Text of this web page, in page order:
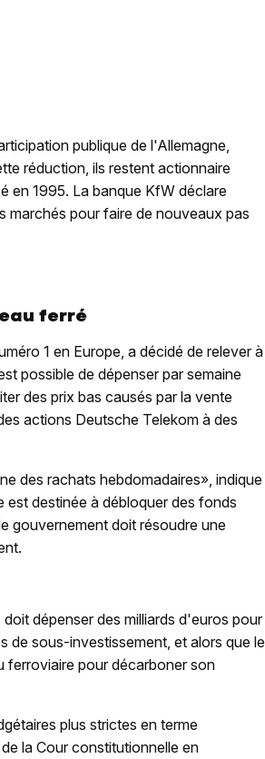
publique de l'Allemagne,
réduction, ils restent actionnaire
en 1995. La banque KfW déclare
marchés pour faire de nouveaux pas
ferré
1 en Europe, a décidé de relever à
possible de dépenser par semaine
des prix bas causés par la vente
actions Deutsche Telekom à des
des rachats hebdomadaires», indique
destinée à débloquer des fonds
gouvernement doit résoudre une
dépenser des milliards d'euros pour
de sous-investissement, et alors que le
ferroviaire pour décarboner son
plus strictes en terme
la Cour constitutionnelle en